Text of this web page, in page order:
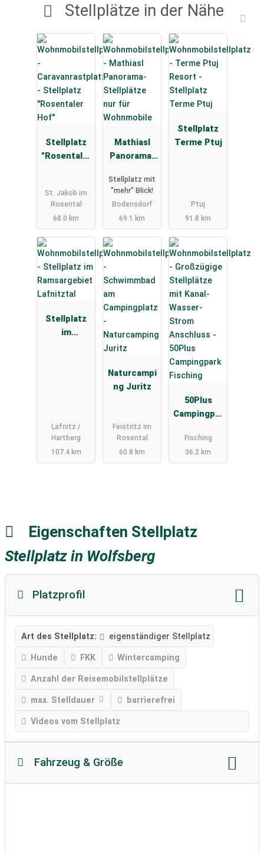
Stellplätze in der Nähe
Stellplatz
"Rosentaler
St. Jakob im
Rosental
68.0 km
Mathiasl
Panorama-
nur für
Stellplatz mit
"mehr" Blick!
Bodensdorf
69.1 km
Stellplatz
Terme Ptuj
Ptuj
91.8 km
Stellplatz
im
Lafnitz /
Hartberg
107.4 km
Naturcampi
ng Juritz
Feistritz im
Rosental
60.8 km
50Plus
Campingpar
Fisching
36.2 km
Eigenschaften Stellplatz
Stellplatz in Wolfsberg
Platzprofil
Art des Stellplatz: eigenständiger Stellplatz
Hunde FKK Wintercamping
Anzahl der Reisemobilstellplätze
max. Stelldauer barrierefrei
Videos vom Stellplatz
Fahrzeug & Größe